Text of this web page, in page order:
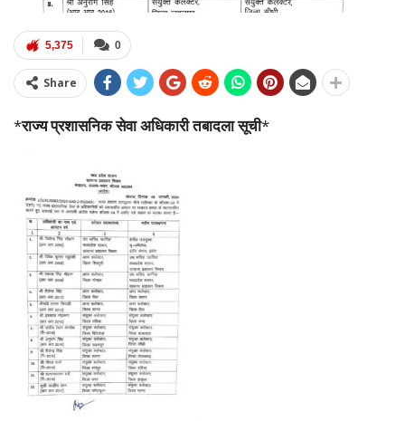
0
5,375
Share
*राज्य प्रशासनिक सेवा अधिकारी तबादला सूची*